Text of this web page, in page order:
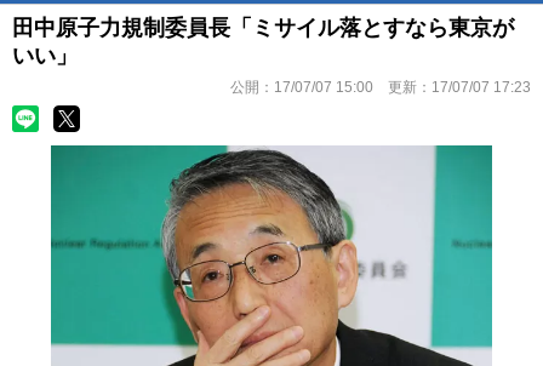
田中原子力規制委員長「ミサイル落とすなら東京が
いい」
公開： 17/07/07 15:00 更新： 17/07/07 17:23